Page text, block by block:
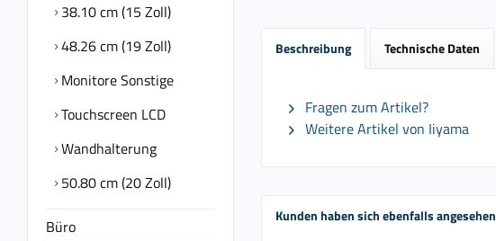
38.10 cm (15 Zoll)
48.26 cm (19 Zoll)
Monitore Sonstige
Touchscreen LCD
Wandhalterung
50.80 cm (20 Zoll)
Büro
Beschreibung Technische Daten
Fragen zum Artikel?
Weitere Artikel von Iiyama
Kunden haben sich ebenfalls angesehen